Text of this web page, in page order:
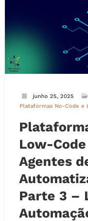
junho 25, 2025
Plataformas No-Code e
Low-
Agentes
Parte 3 –